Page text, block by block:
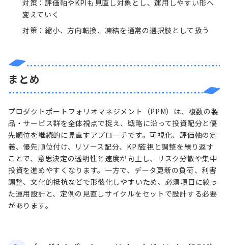
対策：評価軸やKPIも見直し対象とし、運用しやすい形へ
変えていく
対策：縮小、方向転換、凍結を通常の選択肢として扱う
まとめ
プロダクトポートフォリオマネジメント（PPM）は、複数の製
品・サービス群を全体視点で捉え、戦略に沿って投資配分と優
先順位を継続的に見直すアプローチです。可視化、評価軸の定
義、優先順位付け、リソース配分、KPI監視と調整を繰り返す
ことで、意思決定の透明性と速度が向上し、リスク分散や集中
投資を進めやすくなります。一方で、データ更新の負荷、利害
調整、文化的抵抗などで形骸化しやすいため、必須項目に絞っ
た運用設計と、定例の見直しサイクルをセットで設計する必要
があります。